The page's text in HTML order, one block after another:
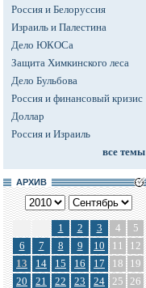
Россия и Белоруссия
Израиль и Палестина
Дело ЮКОСа
Защита Химкинского леса
Дело Бульбова
Россия и финансовый кризис
Доллар
Россия и Израиль
все темы
АРХИВ
1 2 3 4
5
6
7 8 9 10 11
12
13
14 15 16 17 18
19
20
21 22 23 24 25 26